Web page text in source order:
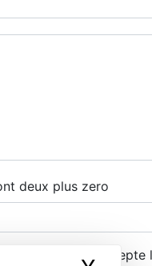
deux plus zero
cette case,